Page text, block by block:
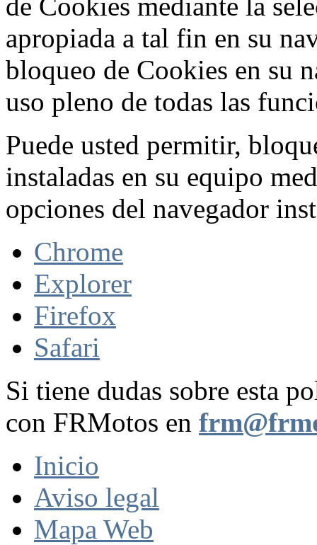
apropiada a tal fin en su
bloqueo de Cookies en su
uso pleno de todas las
Puede usted permitir,
instaladas en su equipo
opciones del navegador
Chrome
Explorer
Firefox
Safari
Si tiene dudas sobre esta
con FRMotos en
Inicio
Aviso legal
Mapa Web